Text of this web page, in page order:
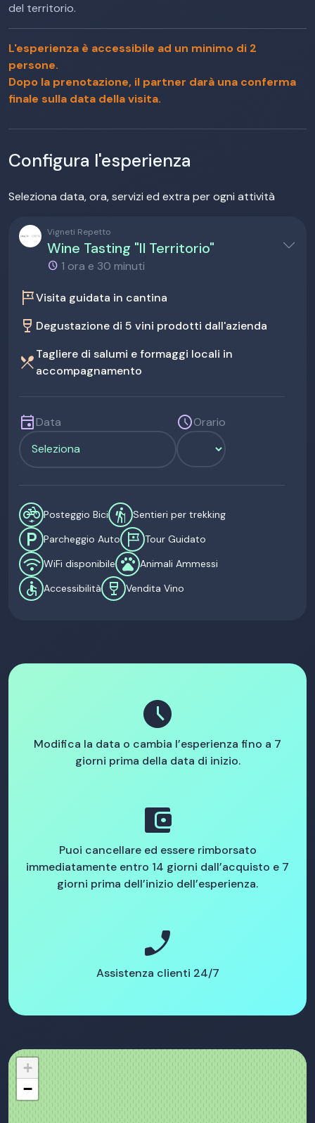
del territorio.
L'esperienza è accessibile ad un minimo di 2
persone.
Dopo la prenotazione, il partner darà una conferma
finale sulla data della visita.
Configura l'esperienza
Seleziona data, ora, servizi ed extra per ogni attività
Vigneti Repetto
Wine Tasting "Il Territorio"
1 ora e 30 minuti
tourVisita guidata in cantina
wine_bar Degustazione di 5 vini prodotti dall'azienda
restaurant_menuTagliere di salumi e formaggi locali in
accompagnamento
eventData scheduleOrario
electric_bike Posteggio Bici hiking Sentieri per trekking
local_parking Parcheggio Auto tour Tour Guidato
wifi WiFi disponibile pets Animali Ammessi
accessible Accessibilità wine_bar Vendita Vino
schedule
Modifica la data o cambia l’esperienza fino a 7
giorni prima della data di inizio.
account_balance_wallet
Puoi cancellare ed essere rimborsato
immediatamente entro 14 giorni dall’acquisto e 7
giorni prima dell’inizio dell’esperienza.
phone_enabled
Assistenza clienti 24/7
+
−